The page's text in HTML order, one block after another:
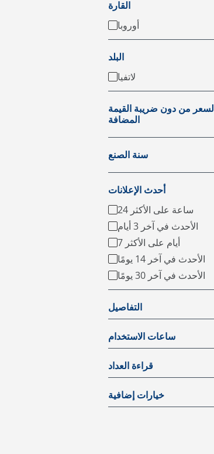
القارة
أوروبا
البلد
لاتفيا
السعر من دون ضريبة القيمة
المضافة
سنة الصنع
أحدث الإعلانات
24 ساعة على الأكثر
الأحدث في آخر 3 أيام
7 أيام على الأكثر
الأحدث في آخر 14 يومًا
الأحدث في آخر 30 يومًا
التفاصيل
ساعات الاستخدام
قراءة العداد
خيارات إضافية